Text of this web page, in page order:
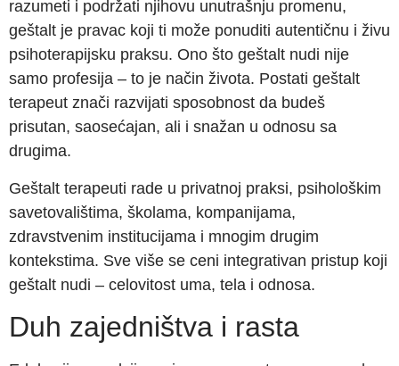
razumeti i podržati njihovu unutrašnju promenu,
geštalt je pravac koji ti može ponuditi autentičnu i živu
psihoterapijsku praksu. Ono što geštalt nudi nije
samo profesija – to je način života. Postati geštalt
terapeut znači razvijati sposobnost da budeš
prisutan, saosećajan, ali i snažan u odnosu sa
drugima.
Geštalt terapeuti rade u privatnoj praksi, psihološkim
savetovalištima, školama, kompanijama,
zdravstvenim institucijama i mnogim drugim
kontekstima. Sve više se ceni integrativan pristup koji
geštalt nudi – celovitost uma, tela i odnosa.
Duh zajedništva i rasta